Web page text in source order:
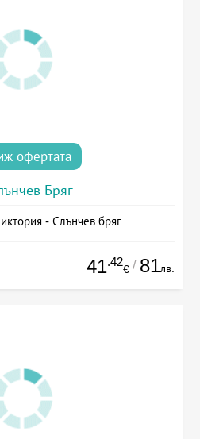
офертата
Бряг
- Слънчев бряг
41.42
€ / 81лв.